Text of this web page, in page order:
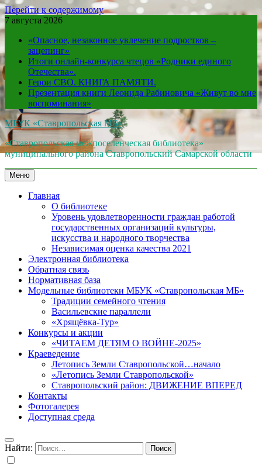
Перейти к содержимому
7 августа 2026
«Опасное, незаконное увлечение подростков –
зацепинг»
Итоги онлайн-конкурса чтецов «Родники единого
Отечества».
Герои СВО. КНИГА ПАМЯТИ.
Презентация книги Леонида Рабиновича «Живут во мне
воспоминания»
МБУК «Ставропольская МБ»
«Ставропольская межпоселенческая библиотека»
муниципального района Ставропольский Самарской области
Меню
Главная
О библиотеке
Уровень удовлетворенности граждан работой
государственных организаций культуры,
искусства и народного творчества
Независимая оценка качества 2021
Электронная библиотека
Обратная связь
Нормативная база
Модельные библиотеки МБУК «Ставропольская МБ»
Традиции семейного чтения
Васильевские параллели
«Хрящёвка-Тур»
Конкурсы и акции
«ЧИТАЕМ ДЕТЯМ О ВОЙНЕ-2025»
Краеведение
Летопись Земли Ставропольской…начало
«Летопись Земли Ставропольской»
Ставропольский район: ДВИЖЕНИЕ ВПЕРЕД
Контакты
Фотогалерея
Доступная среда
Найти: